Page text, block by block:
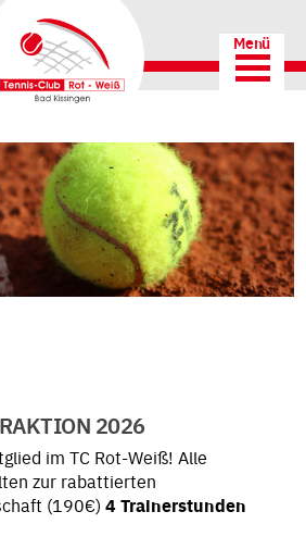
2026
im TC Rot-Weiß! Alle
zur rabattierten
(190€) 4 Trainerstunden